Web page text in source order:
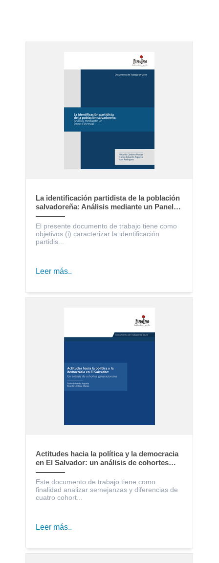
La identificación partidista de la población
salvadoreña: Análisis mediante un Panel
Electoral
El presente documento de trabajo tiene como
objetivos (i) caracterizar la identificación
partidis...
Leer más..
Actitudes hacia la política y la democracia
en El Salvador: un análisis de cohortes
generacionales
Este documento de trabajo tiene como
finalidad analizar semejanzas y diferencias de
cuatro cohort...
Leer más..